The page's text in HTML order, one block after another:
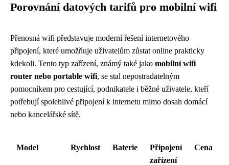
Porovnání datových tarifů pro mobilní wifi
Přenosná wifi představuje moderní řešení internetového
připojení, které umožňuje uživatelům zůstat online prakticky
kdekoli. Tento typ zařízení, známý také jako mobilní wifi
router nebo portable wifi, se stal nepostradatelným
pomocníkem pro cestující, podnikatele i běžné uživatele, kteří
potřebují spolehlivé připojení k internetu mimo dosah domácí
nebo kancelářské sítě.
Model Rychlost Baterie
Připojení
zařízení
Cena